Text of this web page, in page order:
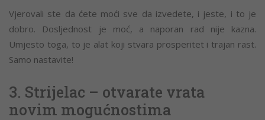
Vjerovali ste da ćete moći sve da izvedete, i jeste, i to je
dobro. Dosljednost je moć, a naporan rad nije kazna.
Umjesto toga, to je alat koji stvara prosperitet i trajan rast.
Samo nastavite!
3. Strijelac – otvarate vrata
novim mogućnostima